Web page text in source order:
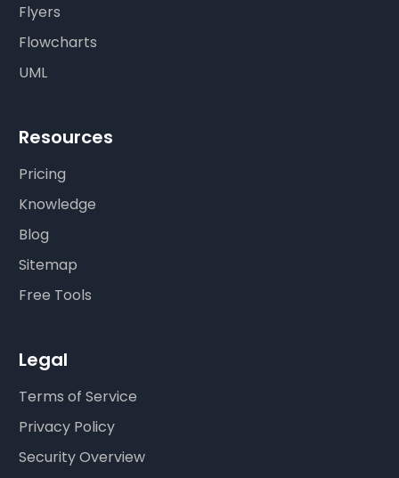
Flyers
Flowcharts
UML
Resources
Pricing
Knowledge
Blog
Sitemap
Free Tools
Legal
Terms of Service
Privacy Policy
Security Overview